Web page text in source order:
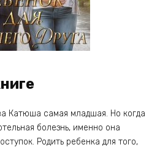
Катюша самая младшая. Но когда
болезнь, именно она
Родить ребенка для того,